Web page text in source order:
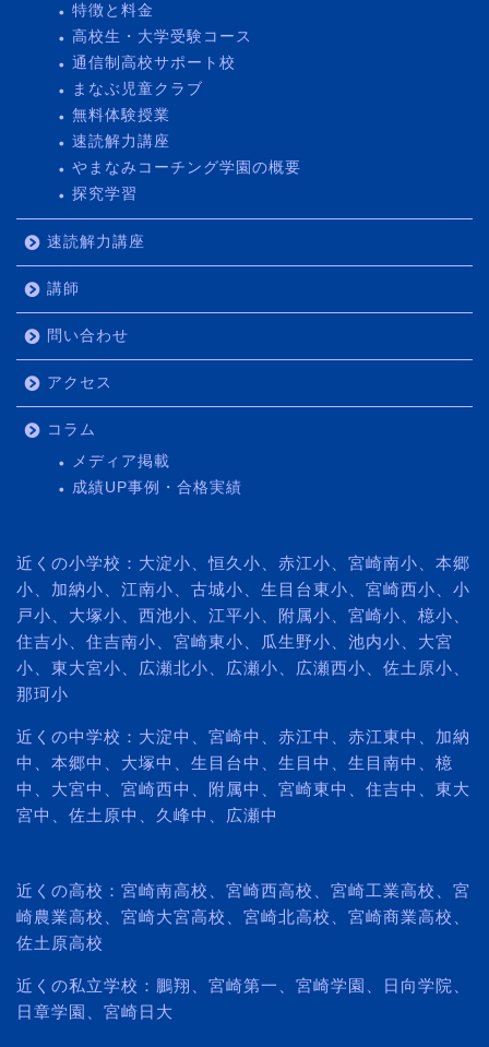
特徴と料金
高校生・大学受験コース
通信制高校サポート校
まなぶ児童クラブ
無料体験授業
速読解力講座
やまなみコーチング学園の概要
探究学習
速読解力講座
講師
問い合わせ
アクセス
コラム
メディア掲載
成績UP事例・合格実績
近くの小学校：大淀小、恒久小、赤江小、宮崎南小、本郷
小、加納小、江南小、古城小、生目台東小、宮崎西小、小
戸小、大塚小、西池小、江平小、附属小、宮崎小、檍小、
住吉小、住吉南小、宮崎東小、瓜生野小、池内小、大宮
小、東大宮小、広瀬北小、広瀬小、広瀬西小、佐土原小、
那珂小
近くの中学校：大淀中、宮崎中、赤江中、赤江東中、加納
中、本郷中、大塚中、生目台中、生目中、生目南中、檍
中、大宮中、宮崎西中、附属中、宮崎東中、住吉中、東大
宮中、佐土原中、久峰中、広瀬中
近くの高校：宮崎南高校、宮崎西高校、宮崎工業高校、宮
崎農業高校、宮崎大宮高校、宮崎北高校、宮崎商業高校、
佐土原高校
近くの私立学校：鵬翔、宮崎第一、宮崎学園、日向学院、
日章学園、宮崎日大